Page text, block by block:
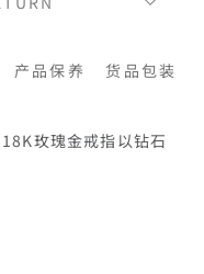
产品保养 货品包装
玫瑰金戒指以钻石